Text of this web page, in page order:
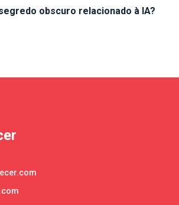
obscuro relacionado à IA?